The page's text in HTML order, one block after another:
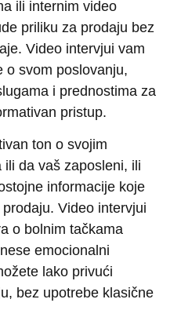
ili internim video
priliku za prodaju bez
Video intervjui vam
o svom poslovanju,
i prednostima za
pristup.
ton o svojim
da vaš zaposleni, ili
informacije koje
Video intervjui
o bolnim tačkama
emocionalni
lako privući
bez upotrebe klasične